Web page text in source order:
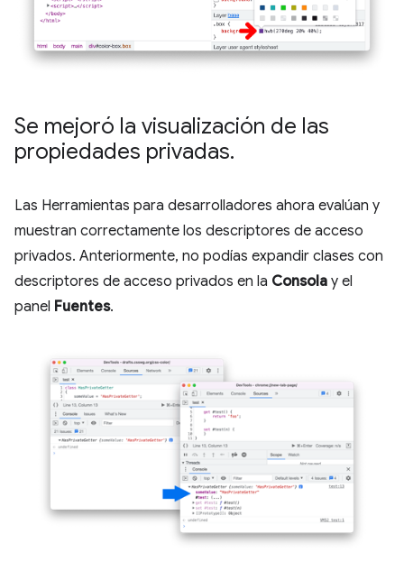
Se mejoró la visualización de las
propiedades privadas.
Las Herramientas para desarrolladores ahora evalúan y
muestran correctamente los descriptores de acceso
privados. Anteriormente, no podías expandir clases con
descriptores de acceso privados en la Consola y el
panel Fuentes.